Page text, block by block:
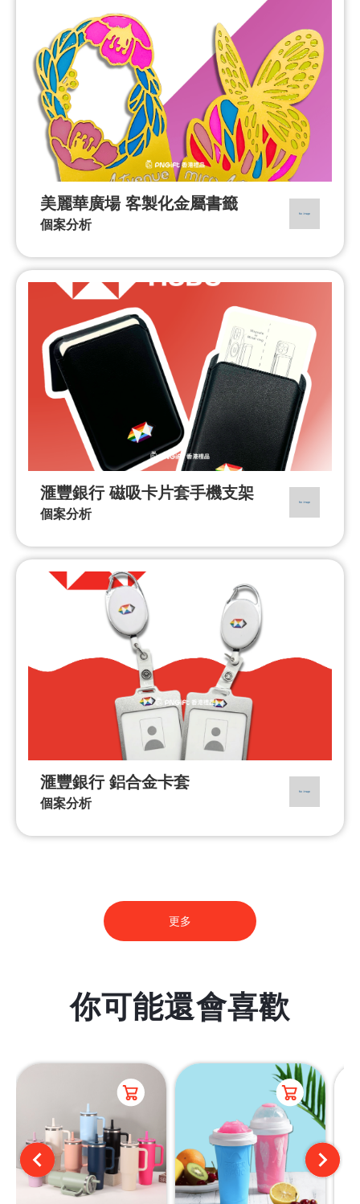
美麗華廣場 客製化金屬書籤
個案分析
滙豐銀行 磁吸卡片套手機支架
個案分析
滙豐銀行 鋁合金卡套
個案分析
更多
你可能還會喜歡